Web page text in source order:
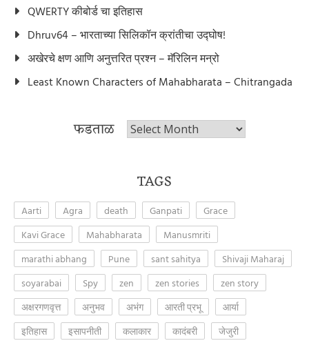
QWERTY कीबोर्ड चा इतिहास
Dhruv64 – भारताच्या सिलिकॉन क्रांतीचा उद्घोष!
अखेरचे क्षण आणि अनुत्तरित प्रश्न – मॅरिलिन मन्रो
Least Known Characters of Mahabharata – Chitrangada
फडताळ फडताळ
TAGS
Aarti Agra death Ganpati
Grace
Kavi Grace
Mahabharata
Manusmriti
marathi abhang
Pune sant sahitya
Shivaji Maharaj
soyarabai
Spy zen zen stories
zen story
अक्षरगणवृत्त
अनुभव अभंग आरती प्रभू
आर्या
इतिहास
इसापनीती कलाकार कादंबरी
जेजुरी